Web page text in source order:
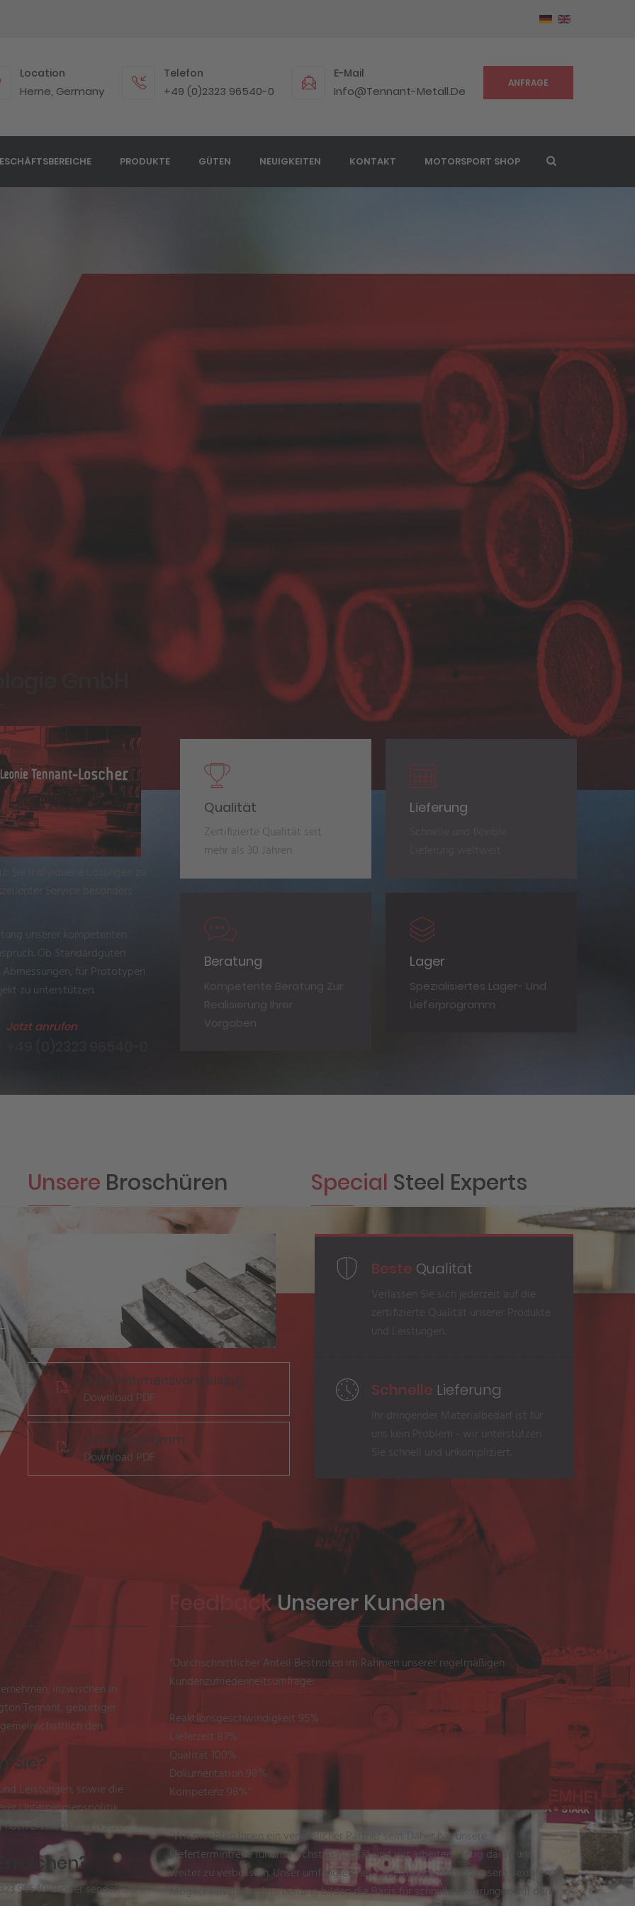
Location
Herne, Germany
Telefon
+49 (0)2323 96540-0
E-Mail
Info@tennant-Metall.de
ANFRAGE
PRODUKTE GÜTEN NEUIGKEITEN KONTAKT MOTORSPORT SHOP
GmbH
individuelle Lösungen zu
Service besonders
unserer kompetenten
Ob Standardgüten
für Prototypen
zu unterstützen.
Jetzt anrufen
Qualität
Zertifizierte Qualität seit
mehr als 30 Jahren
Lieferung
Beratung
Kompetente Beratung Zur
Realisierung Ihrer
Vorgaben
Lager
Spezialisiertes Lager- Und
Lieferprogramm
Unsere Broschüren
Unternehmensvorstellung
Download PDF
Lieferprogramm
Download PDF
Special Steel Experts
Beste Qualität
Verlassen Sie sich jederzeit auf die
zertifizierte Qualität unserer Produkte
und Leistungen.
Schnelle Lieferung
Ihr dringender Materialbedarf ist für
uns kein Problem - wir unterstützen
Sie schnell und unkompliziert.
inzwischen in
Tennant, gebürtiger
den
Sie?
Leistungen, sowie die
Unternehmenspolitik.
EN9100 und EN9120
96540-0 oder senden Sie
FeedbackUnserer Kunden
“Durchschnittlicher Anteil Bestnoten im Rahmen unserer regelmäßigen
Kundenzufriedenheitsumfrage:
Reaktionsgeschwindigkeit 95%
Lieferzeit 87%
Qualität 100%
Dokumentation 98%
Kompetenz 98%”
“Wir möchten Ihnen ein verlässlicher Partner sein. Daher hat unsere
Liefertermintreue für uns höchste Priorität und wir arbeiten stetig daran uns
weiter zu verbessern. Unser umfangreiches Lagerprogramm und unsere flexiblen
Möglichkeiten der Anarbeitung bilden die Basis für schnelle Lieferungen auf den